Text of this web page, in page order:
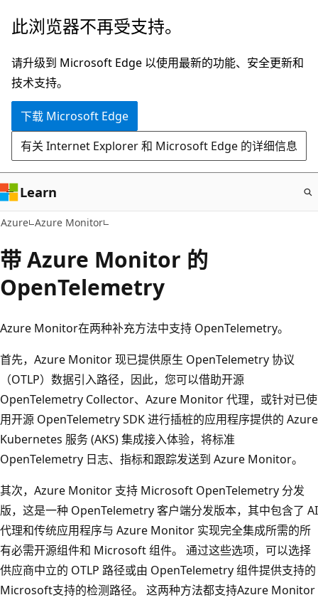
跳
主
要
内
此浏览器不再受支持。
请升级到 Microsoft Edge 以使用最新的功能、安全更新和
技术支持。
下载 Microsoft Edge
有关 Internet Explorer 和 Microsoft Edge 的详细信息
Learn
Azure Azure Monitor
带 Azure Monitor 的
OpenTelemetry
Azure Monitor在两种补充方法中支持 OpenTelemetry。
首先，Azure Monitor 现已提供原生 OpenTelemetry 协议
（OTLP）数据引入路径，因此，您可以借助开源
OpenTelemetry Collector、Azure Monitor 代理，或针对已使
用开源 OpenTelemetry SDK 进行插桩的应用程序提供的 Azure
Kubernetes 服务 (AKS) 集成接入体验，将标准
OpenTelemetry 日志、指标和跟踪发送到 Azure Monitor。
其次，Azure Monitor 支持 Microsoft OpenTelemetry 分发
版，这是一种 OpenTelemetry 客户端分发版本，其中包含了 AI
代理和传统应用程序与 Azure Monitor 实现完全集成所需的所
有必需开源组件和 Microsoft 组件。 通过这些选项，可以选择
供应商中立的 OTLP 路径或由 OpenTelemetry 组件提供支持的
Microsoft支持的检测路径。 这两种方法都支持Azure Monitor